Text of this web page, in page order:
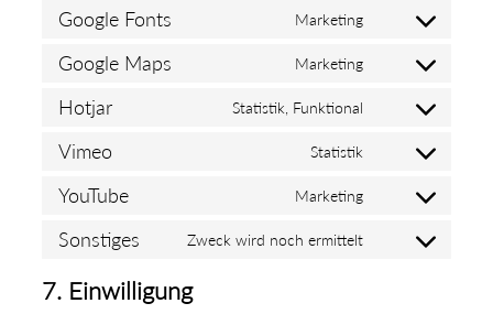
Google Fonts Marketing
Google Maps Marketing
Hotjar Statistik, Funktional
Vimeo Statistik
YouTube Marketing
Sonstiges Zweck wird noch ermittelt
7. Einwilligung